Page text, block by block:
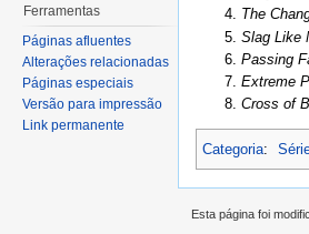
4. The
5. Slag Like
6. Passing
7. Extreme
8. Cross of
Categoria:
Ferramentas
Páginas afluentes
Alterações relacionadas
Páginas especiais
Versão para impressão
Link permanente
Esta página foi